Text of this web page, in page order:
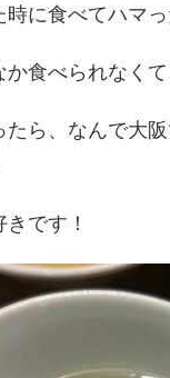
に食べてハマっ
食べられなくて
たら、なんで大
です！